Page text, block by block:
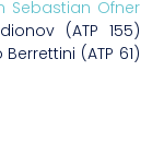
Sebastian Ofner
(ATP 155)
(ATP 61)